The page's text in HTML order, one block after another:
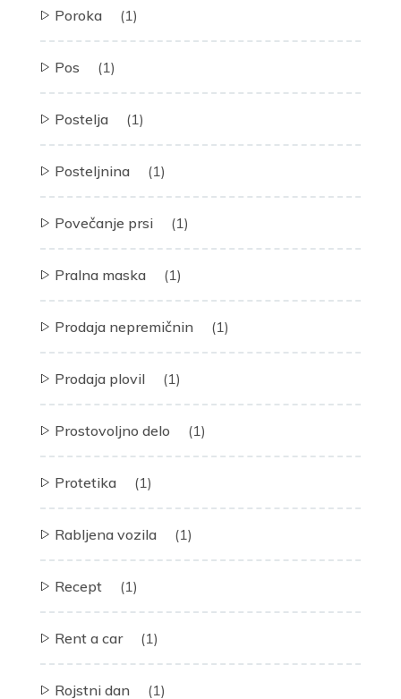
Poroka (1)
Pos (1)
Postelja (1)
Posteljnina (1)
Povečanje prsi (1)
Pralna maska (1)
Prodaja nepremičnin (1)
Prodaja plovil (1)
Prostovoljno delo (1)
Protetika (1)
Rabljena vozila (1)
Recept (1)
Rent a car (1)
Rojstni dan (1)